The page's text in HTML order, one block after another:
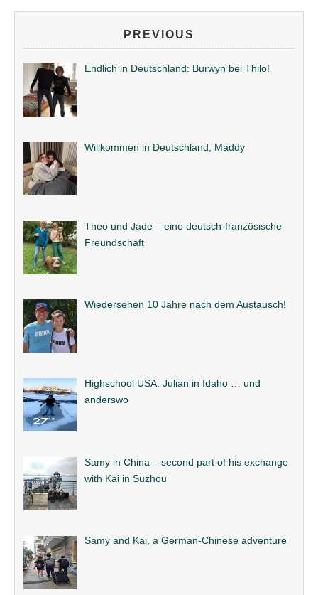
PREVIOUS
Endlich in Deutschland: Burwyn bei Thilo!
Willkommen in Deutschland, Maddy
Theo und Jade – eine deutsch-französische
Freundschaft
Wiedersehen 10 Jahre nach dem Austausch!
Highschool USA: Julian in Idaho … und
anderswo
Samy in China – second part of his exchange
with Kai in Suzhou
Samy and Kai, a German-Chinese adventure